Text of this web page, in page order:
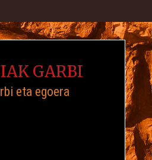
GARBI
eta egoera